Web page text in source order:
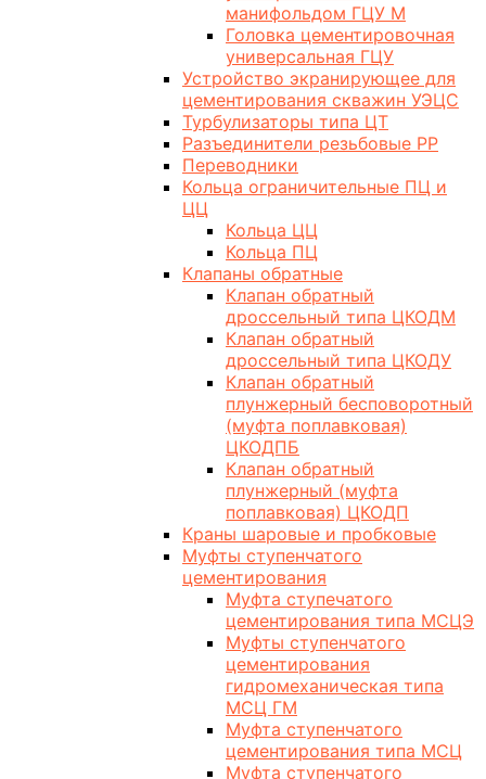
манифольдом ГЦУ М
Головка цементировочная
универсальная ГЦУ
Устройство экранирующее для
цементирования скважин УЭЦС
Турбулизаторы типа ЦТ
Разъединители резьбовые РР
Переводники
Кольца ограничительные ПЦ и
ЦЦ
Кольца ЦЦ
Кольца ПЦ
Клапаны обратные
Клапан обратный
дроссельный типа ЦКОДМ
Клапан обратный
дроссельный типа ЦКОДУ
Клапан обратный
плунжерный бесповоротный
(муфта поплавковая)
ЦКОДПБ
Клапан обратный
плунжерный (муфта
поплавковая) ЦКОДП
Краны шаровые и пробковые
Муфты ступенчатого
цементирования
Муфта ступечатого
цементирования типа МСЦЭ
Муфты ступенчатого
цементирования
гидромеханическая типа
МСЦ ГМ
Муфта ступенчатого
цементирования типа МСЦ
Муфта ступенчатого